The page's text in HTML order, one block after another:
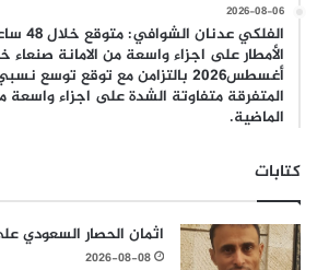
2026-08-06
أغسطس2026 بالتزامن مع توقع توسع
المتفرقة متفاوتة الشدة على اجزاء واسعة
الماضية.
كتابات
اثمان الحصار السعودي
2026-08-08